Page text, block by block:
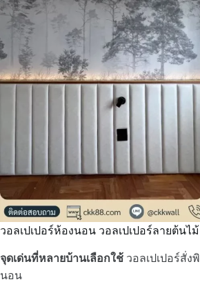
วอลเปเปอร์ห้องนอน วอลเปเปอร์ลายต้นไ
จุดเด่นที่หลายบ้านเลือกใช้ วอลเปเปอร์สั่ง
นอน